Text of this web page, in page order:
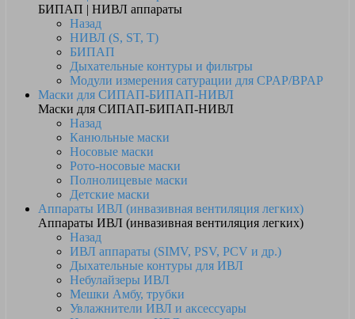
БИПАП | НИВЛ аппараты
Назад
НИВЛ (S, ST, T)
БИПАП
Дыхательные контуры и фильтры
Модули измерения сатурации для CPAP/BPAP
Маски для СИПАП-БИПАП-НИВЛ
Маски для СИПАП-БИПАП-НИВЛ
Назад
Канюльные маски
Носовые маски
Рото-носовые маски
Полнолицевые маски
Детские маски
Аппараты ИВЛ (инвазивная вентиляция легких)
Аппараты ИВЛ (инвазивная вентиляция легких)
Назад
ИВЛ аппараты (SIMV, PSV, PCV и др.)
Дыхательные контуры для ИВЛ
Небулайзеры ИВЛ
Мешки Амбу, трубки
Увлажнители ИВЛ и аксессуары